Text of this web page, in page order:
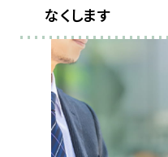
なくします